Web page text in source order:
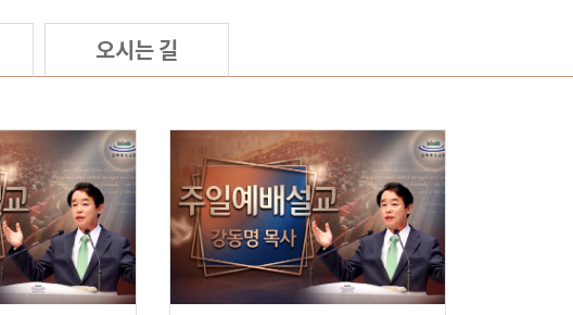
오시는 길